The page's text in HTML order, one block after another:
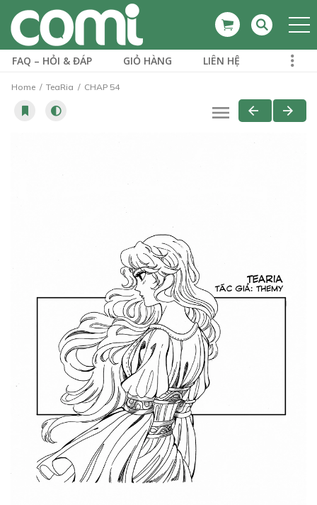
FAQ – HỎI & ĐÁP GIỎ HÀNG LIÊN HỆ
Home TeaRia CHAP 54